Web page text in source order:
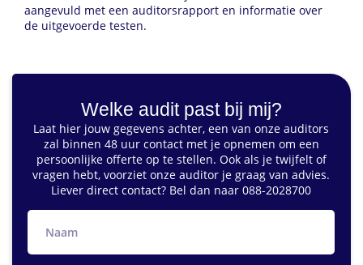
aangevuld met een auditorsrapport en informatie over
de uitgevoerde testen.
Welke audit past bij mij?
Laat hier jouw gegevens achter, een van onze auditors
zal binnen 48 uur contact met je opnemen om een
persoonlijke offerte op te stellen. Ook als je twijfelt of
vragen hebt, voorziet onze auditor je graag van advies.
Liever direct contact? Bel dan naar 088-2028700
naam